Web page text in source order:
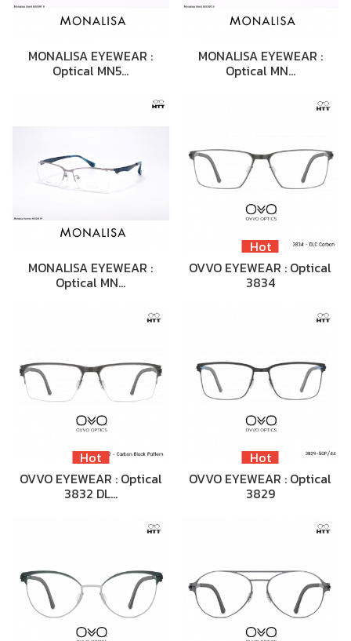
MONALISA EYEWEAR :
Optical MN5…
MONALISA EYEWEAR :
Optical MN…
MONALISA EYEWEAR :
Optical MN…
Hot
OVVO EYEWEAR : Optical
3834
Hot
OVVO EYEWEAR : Optical
3832 DL…
Hot
OVVO EYEWEAR : Optical
3829